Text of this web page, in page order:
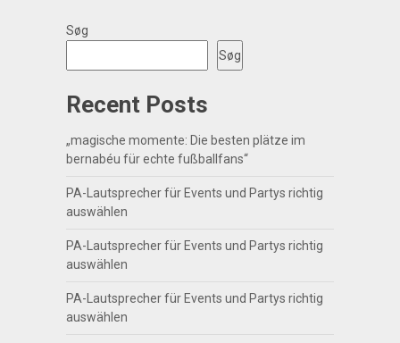
Søg
Søg
Recent Posts
„magische momente: Die besten plätze im
bernabéu für echte fußballfans“
PA-Lautsprecher für Events und Partys richtig
auswählen
PA-Lautsprecher für Events und Partys richtig
auswählen
PA-Lautsprecher für Events und Partys richtig
auswählen